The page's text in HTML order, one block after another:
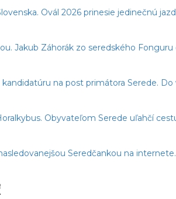
Ovál 2026 prinesie jedinečnú
Jakub Záhorák zo seredského
kandidatúru na post primátora Serede.
Obyvateľom Serede uľahčí
Seredčankou na